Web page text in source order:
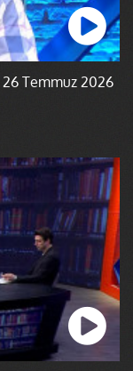
Temmuz 2026